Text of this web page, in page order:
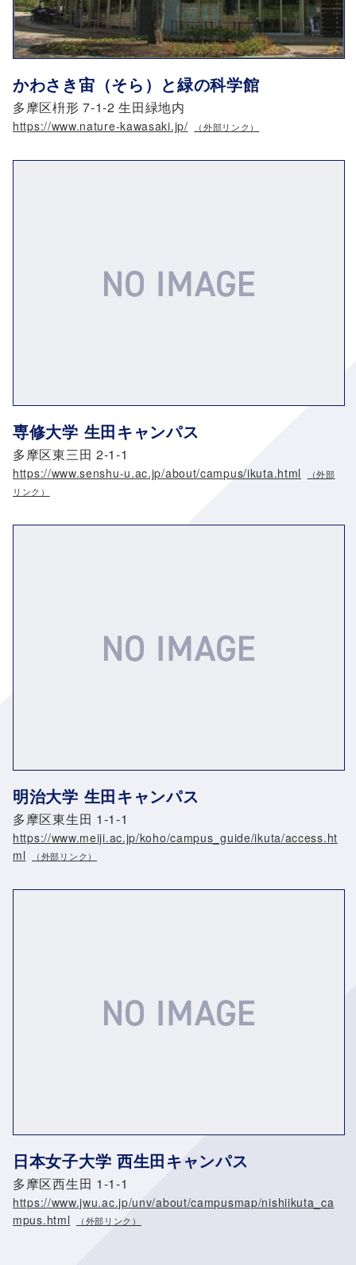
かわさき宙（そら）と緑の科学館
多摩区枡形 7-1-2 生田緑地内
https://www.nature-kawasaki.jp/
専修大学 生田キャンパス
多摩区東三田 2-1-1
https://www.senshu-u.ac.jp/about/campus/ikuta.html
明治大学 生田キャンパス
多摩区東生田 1-1-1
https://www.meiji.ac.jp/koho/campus_guide/ikuta/access.ht
ml
日本女子大学 西生田キャンパス
多摩区西生田 1-1-1
https://www.jwu.ac.jp/unv/about/campusmap/nishiikuta_ca
mpus.html